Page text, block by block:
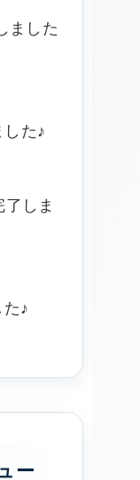
ました
た♪
しま
♪
ー